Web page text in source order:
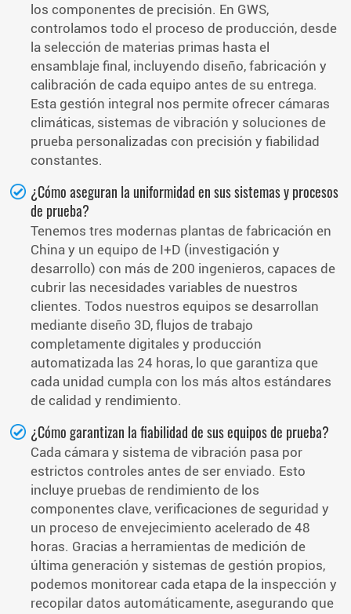
los componentes de precisión. En GWS,
controlamos todo el proceso de producción, desde
la selección de materias primas hasta el
ensamblaje final, incluyendo diseño, fabricación y
calibración de cada equipo antes de su entrega.
Esta gestión integral nos permite ofrecer cámaras
climáticas, sistemas de vibración y soluciones de
prueba personalizadas con precisión y fiabilidad
constantes.
¿Cómo aseguran la uniformidad en sus sistemas y procesos
de prueba?
Tenemos tres modernas plantas de fabricación en
China y un equipo de I+D (investigación y
desarrollo) con más de 200 ingenieros, capaces de
cubrir las necesidades variables de nuestros
clientes. Todos nuestros equipos se desarrollan
mediante diseño 3D, flujos de trabajo
completamente digitales y producción
automatizada las 24 horas, lo que garantiza que
cada unidad cumpla con los más altos estándares
de calidad y rendimiento.
¿Cómo garantizan la fiabilidad de sus equipos de prueba?
Cada cámara y sistema de vibración pasa por
estrictos controles antes de ser enviado. Esto
incluye pruebas de rendimiento de los
componentes clave, verificaciones de seguridad y
un proceso de envejecimiento acelerado de 48
horas. Gracias a herramientas de medición de
última generación y sistemas de gestión propios,
podemos monitorear cada etapa de la inspección y
recopilar datos automáticamente, asegurando que